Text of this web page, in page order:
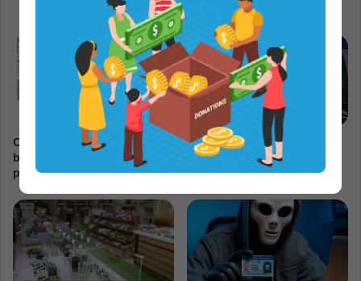
Cách làm giấy niêm phong
bằng seal giấy, giấy niêm
phong A4
Giới thiệu chung – VietNam
Consulate